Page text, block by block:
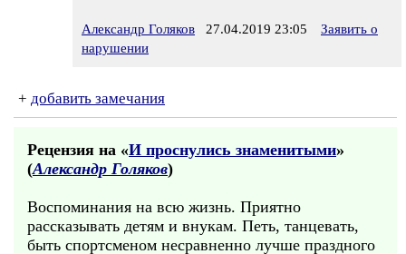
Александр Голяков 27.04.2019 23:05
Заявить о
нарушении
+ добавить замечания
Рецензия на «И проснулись знаменитыми»
(Александр Голяков)
Воспоминания на всю жизнь. Приятно
рассказывать детям и внукам. Петь, танцевать,
быть спортсменом несравненно лучше праздного